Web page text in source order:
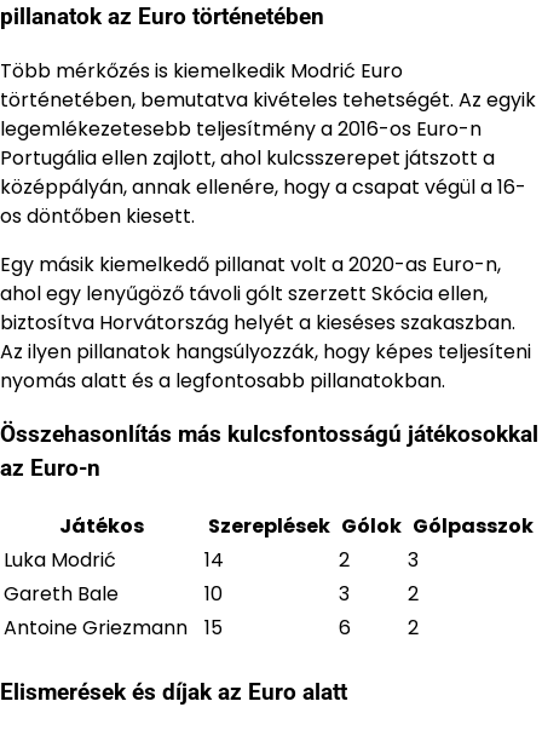
pillanatok az Euro történetében
Több mérkőzés is kiemelkedik Modrić Euro
történetében, bemutatva kivételes tehetségét. Az egyik
legemlékezetesebb teljesítmény a 2016-os Euro-n
Portugália ellen zajlott, ahol kulcsszerepet játszott a
középpályán, annak ellenére, hogy a csapat végül a 16-
os döntőben kiesett.
Egy másik kiemelkedő pillanat volt a 2020-as Euro-n,
ahol egy lenyűgöző távoli gólt szerzett Skócia ellen,
biztosítva Horvátország helyét a kieséses szakaszban.
Az ilyen pillanatok hangsúlyozzák, hogy képes teljesíteni
nyomás alatt és a legfontosabb pillanatokban.
Összehasonlítás más kulcsfontosságú játékosokkal
az Euro-n
Játékos Szereplések Gólok Gólpasszok
Luka Modrić
14 2
3
Gareth Bale
10 3
2
Antoine Griezmann
15 6 2
Elismerések és díjak az Euro alatt